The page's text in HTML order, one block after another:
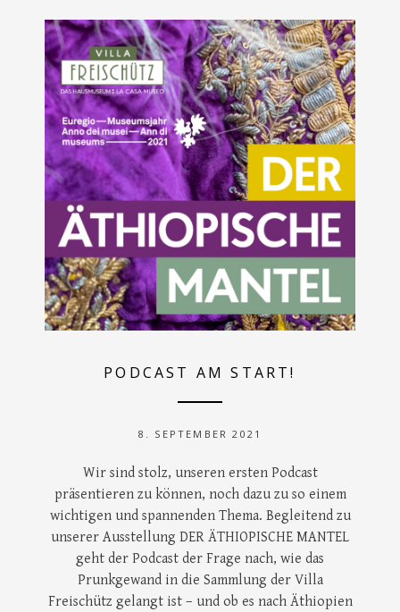
PODCAST AM START!
8. SEPTEMBER 2021
Wir sind stolz, unseren ersten Podcast
präsentieren zu können, noch dazu zu so einem
wichtigen und spannenden Thema. Begleitend zu
unserer Ausstellung DER ÄTHIOPISCHE MANTEL
geht der Podcast der Frage nach, wie das
Prunkgewand in die Sammlung der Villa
Freischütz gelangt ist – und ob es nach Äthiopien